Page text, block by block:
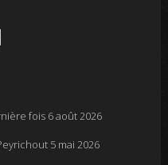
fois 6 août 2026
5 mai 2026